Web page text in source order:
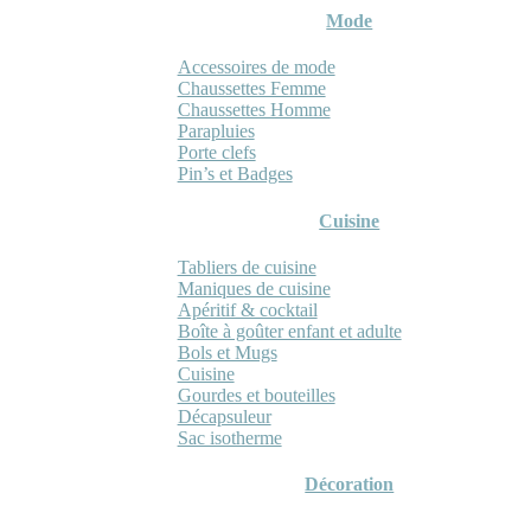
Mode
Accessoires de mode
Chaussettes Femme
Chaussettes Homme
Parapluies
Porte clefs
Pin’s et Badges
Cuisine
Tabliers de cuisine
Maniques de cuisine
Apéritif & cocktail
Boîte à goûter enfant et adulte
Bols et Mugs
Cuisine
Gourdes et bouteilles
Décapsuleur
Sac isotherme
Décoration